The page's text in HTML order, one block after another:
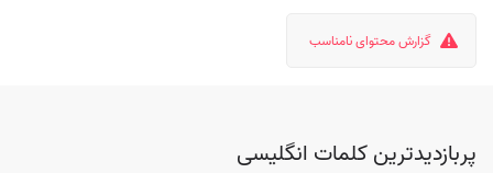
گزارش محتوای نامناسب
پربازدیدترین کلمات انگلیسی